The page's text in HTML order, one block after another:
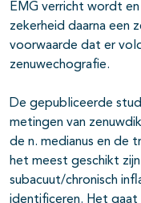
EMG verricht wordt
zekerheid daarna een
voorwaarde dat er
zenuwechografie.
De gepubliceerde
metingen van
de n. medianus en de
het meest geschikt
subacuut/chronisch
identificeren. Het gaat